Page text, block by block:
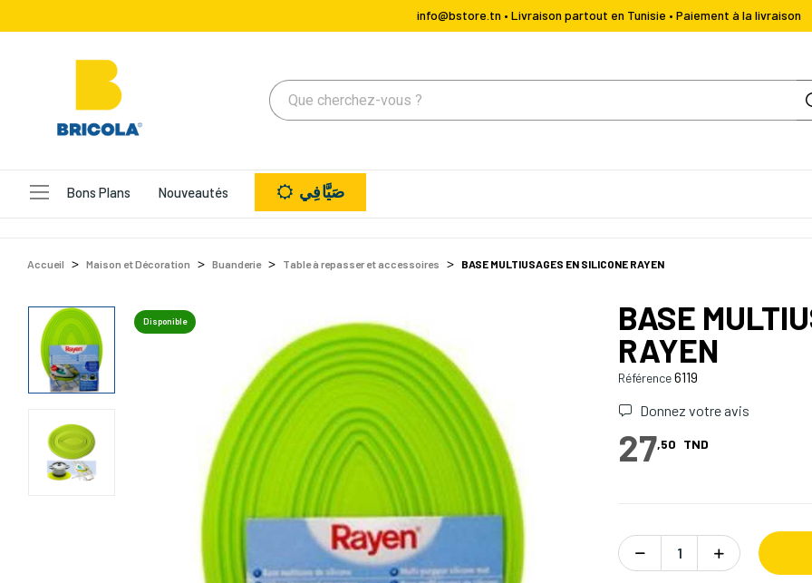
info@bstore.tn • Livraison partout en Tunisie • Paiement à la livraison
Bons Plans Nouveautés صَيَّافِي
Accueil Maison et Décoration Buanderie Table à repasser et accessoires BASE MULTIUSAGES EN SILICONE RAYEN
Disponible
BASE
RAYEN
Référence6119
Donnez votre avis
27,50 TND